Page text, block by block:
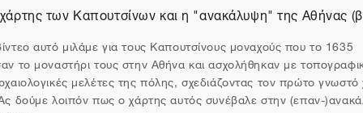
των Καπουτσίνων και η "ανακάλυψη" της Αθήνας
URL
αυτό μιλάμε για τους Καπουτσίνους μοναχούς που το 1635
το μοναστήρι τους στην Αθήνα και ασχολήθηκαν με
μελέτες της πόλης, σχεδιάζοντας τον πρώτο γνωστό
δούμε λοιπόν πως ο χάρτης αυτός συνέβαλε στην (επαν-